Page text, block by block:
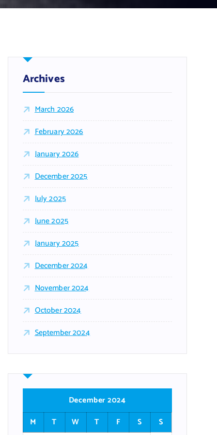
Archives
March 2026
February 2026
January 2026
December 2025
July 2025
June 2025
January 2025
December 2024
November 2024
October 2024
September 2024
December 2024
M
T W T F S
S